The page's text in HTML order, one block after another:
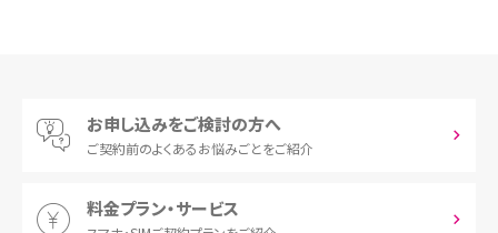
お申し込みをご検討の方へ
ご契約前のよくあるお悩みごとをご紹介
料金プラン・サービス